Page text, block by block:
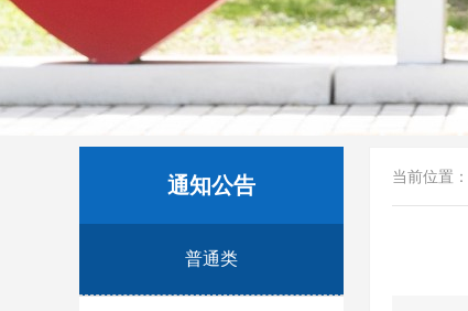
通知公告
普通类
当前位置：